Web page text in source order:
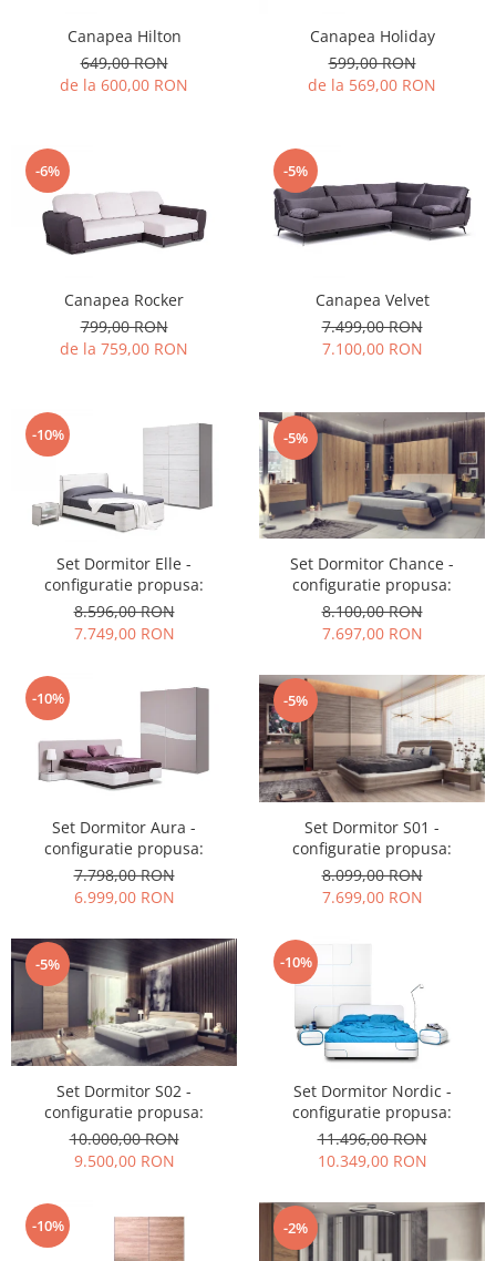
Canapea Hilton
649,00 RON
de la 600,00 RON
Canapea Holiday
599,00 RON
de la 569,00 RON
-6%
Canapea Rocker
799,00 RON
de la 759,00 RON
-5%
Canapea Velvet
7.499,00 RON
7.100,00 RON
-10%
Set Dormitor Elle -
configuratie propusa:
8.596,00 RON
7.749,00 RON
-5%
Set Dormitor Chance -
configuratie propusa:
8.100,00 RON
7.697,00 RON
-10%
Set Dormitor Aura -
configuratie propusa:
7.798,00 RON
6.999,00 RON
-5%
Set Dormitor S01 -
configuratie propusa:
8.099,00 RON
7.699,00 RON
-5%
Set Dormitor S02 -
configuratie propusa:
10.000,00 RON
9.500,00 RON
-10%
Set Dormitor Nordic -
configuratie propusa:
11.496,00 RON
10.349,00 RON
-10% -2%